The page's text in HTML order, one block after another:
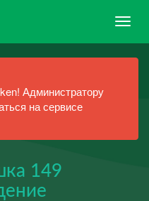
Администратору
на сервисе
149